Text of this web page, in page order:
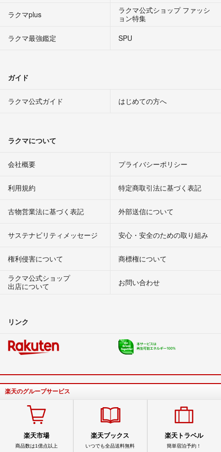
ラクマplus
ラクマ公式ショップ ファッシ
ョン特集
ラクマ最強鑑定
SPU
ガイド
ラクマ公式ガイド はじめての方へ
ラクマについて
会社概要 プライバシーポリシー
利用規約 特定商取引法に基づく表記
古物営業法に基づく表記 外部送信について
サステナビリティメッセージ 安心・安全のための取り組み
権利侵害について
商標権について
ラクマ公式ショップ
出店について
お問い合わせ
リンク
楽天のグループサービス
楽天市場
商品数は1億点以上
楽天ブックス
いつでも全品送料無料
楽天トラベル
簡単宿泊予約！